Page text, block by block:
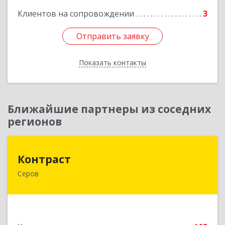
Клиентов на сопровождении 3
Отправить заявку
Показать контакты
Отправить заявку
Назад
Ближайшие партнеры из соседних
регионов
Контраст
Серов
624993, Свердловская обл, Серов г, Ленина ул,